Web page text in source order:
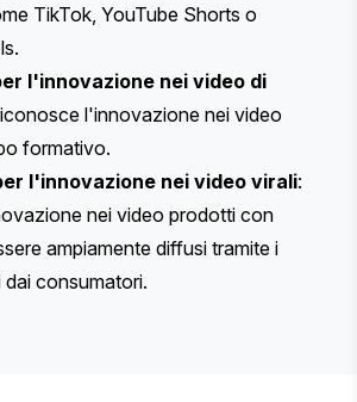
TikTok, YouTube Shorts o
l'innovazione nei video di
l'innovazione nei video
formativo.
l'innovazione nei video virali:
nei video prodotti con
ampiamente diffusi tramite i
dai consumatori.